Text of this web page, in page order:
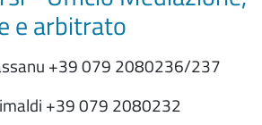
e arbitrato
+39 079 2080236/237
+39 079 2080232